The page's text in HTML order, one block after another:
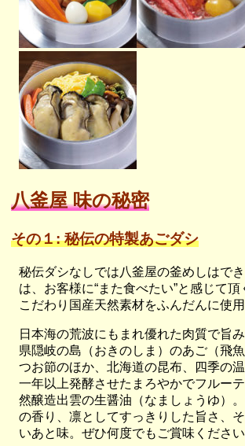
八釜屋 味の秘密
その１: 秘伝の特製あごダシ
秘伝ダシなしでは八釜屋の釜めしはで
は、お客様に“また食べたい”と感じて
こだわり国産天然素材をふんだんに使用
日本海の荒波にもまれ優れた肉質で旨
県隠岐の島（おきのしま）のあご（飛
つお節のほか、北海道の昆布、四季の
一年以上発酵させたまろやかでフルー
然醸造出雲の生醤油（なましょうゆ）
の香り、凛としてすっきりした旨さ、
いあと味。ぜひ何度でもご賞味ください